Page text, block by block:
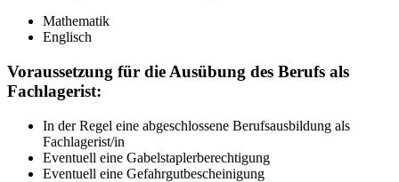
Mathematik
Englisch
Voraussetzung für die Ausübung des Berufs als
Fachlagerist:
In der Regel eine abgeschlossene Berufsausbildung als
Fachlagerist/in
Eventuell eine Gabelstaplerberechtigung
Eventuell eine Gefahrgutbescheinigung